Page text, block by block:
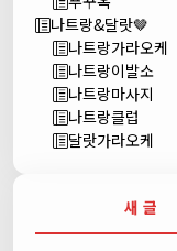
나트랑&달랏🤎
나트랑가라오케
나트랑이발소
나트랑마사지
나트랑클럽
달랏가라오케
새 글